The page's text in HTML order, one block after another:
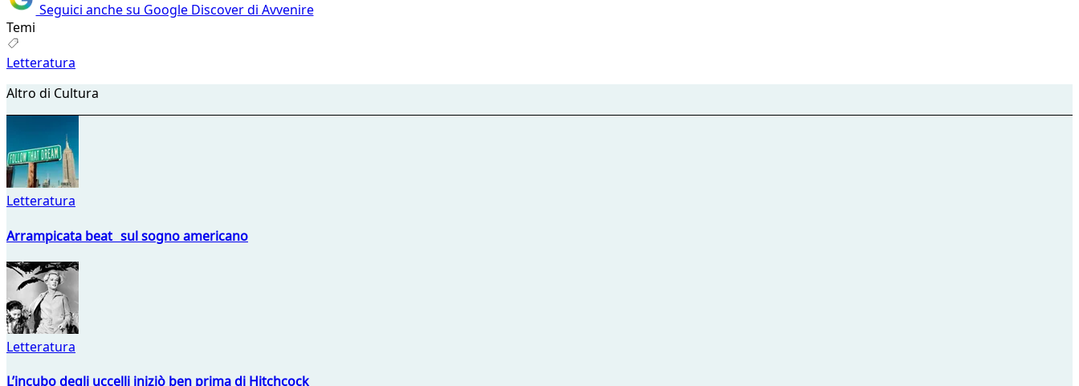
Seguici anche su Google Discover di Avvenire
Temi
Letteratura
Altro di Cultura
Letteratura
Arrampicata beat sul sogno americano
Letteratura
L’incubo degli uccelli iniziò ben prima di Hitchcock